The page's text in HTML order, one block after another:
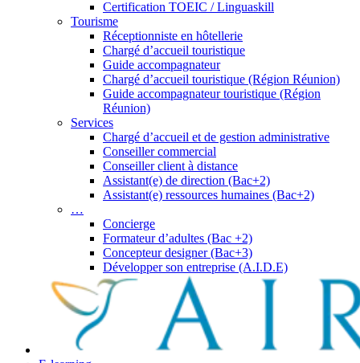
Certification TOEIC / Linguaskill
Tourisme
Réceptionniste en hôtellerie
Chargé d’accueil touristique
Guide accompagnateur
Chargé d’accueil touristique (Région Réunion)
Guide accompagnateur touristique (Région
Réunion)
Services
Chargé d’accueil et de gestion administrative
Conseiller commercial
Conseiller client à distance
Assistant(e) de direction (Bac+2)
Assistant(e) ressources humaines (Bac+2)
…
Concierge
Formateur d’adultes (Bac +2)
Concepteur designer (Bac+3)
Développer son entreprise (A.I.D.E)